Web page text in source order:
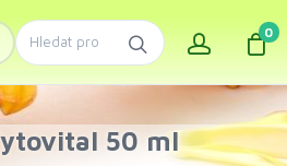
0
50 ml